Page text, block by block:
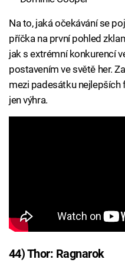
Na to, jaká očekávání se
příčka na první pohled
jak s extrémní konkurencí
postavením ve světě her.
mezi padesátku nejlepších
jen výhra.
44) Thor: Ragnarok